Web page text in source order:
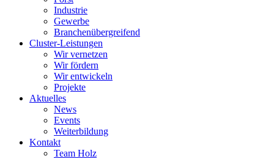
Industrie
Gewerbe
Branchenübergreifend
Cluster-Leistungen
Wir vernetzen
Wir fördern
Wir entwickeln
Projekte
Aktuelles
News
Events
Weiterbildung
Kontakt
Team Holz